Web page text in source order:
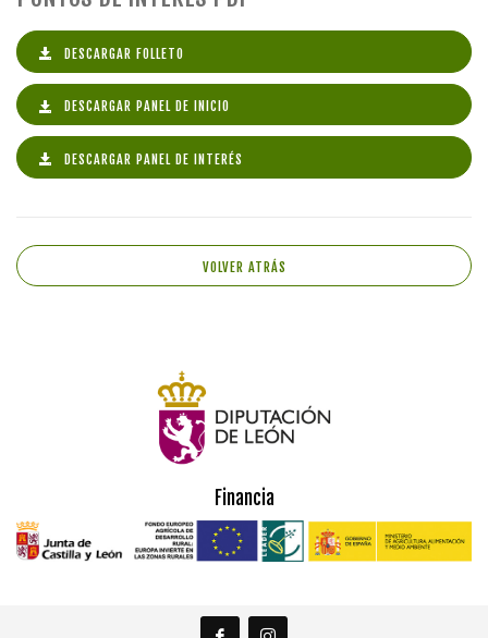
DESCARGAR FOLLETO
DESCARGAR PANEL DE INICIO
DESCARGAR PANEL DE INTERÉS
VOLVER ATRÁS
Financia